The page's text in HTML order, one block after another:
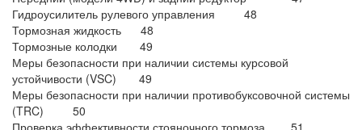
Гидроусилитель рулевого управления 48
Тормозная жидкость 48
Тормозные колодки 49
Меры безопасности при наличии системы курсовой
устойчивости (VSC) 49
Меры безопасности при наличии противобуксовочной системы
(TRC) 50
Проверка эффективности стояночного тормоза 51